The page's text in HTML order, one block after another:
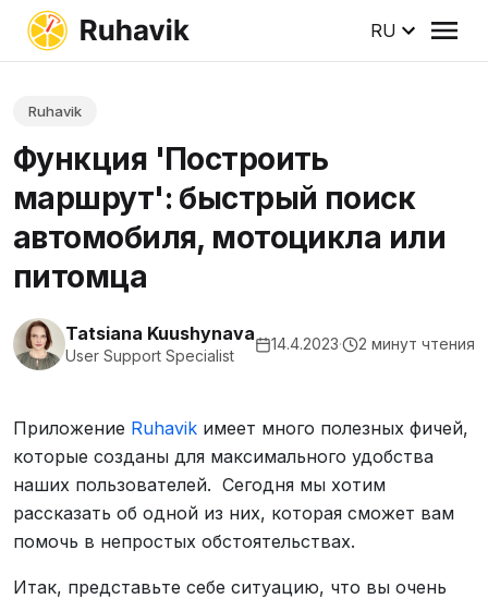
RU
Ruhavik
Функция 'Построить
маршрут': быстрый поиск
автомобиля, мотоцикла или
питомца
Tatsiana Kuushynava
User Support Specialist
14.4.2023· 2 минут чтения
Приложение Ruhavik имеет много полезных фичей,
которые созданы для максимального удобства
наших пользователей. Сегодня мы хотим
рассказать об одной из них, которая сможет вам
помочь в непростых обстоятельствах.
Итак, представьте себе ситуацию, что вы очень